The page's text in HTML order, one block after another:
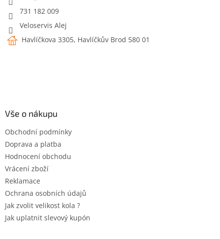
p
731 182 009
Veloservis Alej
Havlíčkova 3305, Havlíčkův Brod 580 01
Vše o nákupu
Obchodní podmínky
Doprava a platba
Hodnocení obchodu
Vrácení zboží
Reklamace
Ochrana osobních údajů
Jak zvolit velikost kola ?
Jak uplatnit slevový kupón